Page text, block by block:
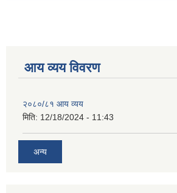
आय व्यय विवरण
२०८०/८१ आय व्यय
मिति: 12/18/2024 - 11:43
अन्य